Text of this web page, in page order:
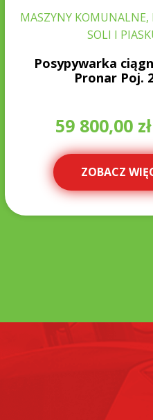
MASZYNY KOMUNALNE,
SOLI I
Posypywarka
Pronar Poj.
59 800,00 zł
ZOBACZ